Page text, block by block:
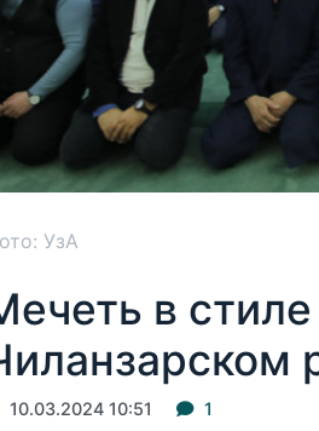
УзА
в
10.03.2024 10:51 1